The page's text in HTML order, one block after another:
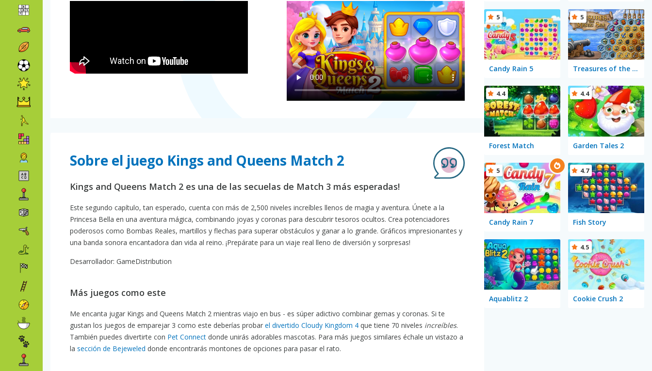
Sobre el juego Kings and Queens Match 2
Kings and Queens Match 2 es una de las secuelas de Match 3 más esperadas!
Este segundo capítulo, tan esperado, cuenta con más de 2,500 niveles increíbles llenos de magia y aventura. Únete a la
Princesa Bella en una aventura mágica, combinando joyas y coronas para descubrir tesoros ocultos. Crea potenciadores
poderosos como Bombas Reales, martillos y flechas para superar obstáculos y ganar a lo grande. Gráficos impresionantes y
una banda sonora encantadora dan vida al reino. ¡Prepárate para un viaje real lleno de diversión y sorpresas!
Desarrollador: GameDistribution
Más juegos como este
Me encanta jugar Kings and Queens Match 2 mientras viajo en bus - es súper adictivo combinar gemas y coronas. Si te
gustan los juegos de emparejar 3 como este deberías probar el divertido Cloudy Kingdom 4 que tiene 70 niveles increíbles.
También puedes divertirte con Pet Connect donde unirás adorables mascotas. Para más juegos similares échale un vistazo a
la sección de Bejeweled donde encontrarás montones de opciones para pasar el rato.
Candy Rain 5
5
Treasures of the Mystic Sea
5
Forest Match
4.4
Garden Tales 2
4.4
Candy Rain 7
5
Fish Story
4.7
Aquablitz 2 Cookie Crush 2
4.5